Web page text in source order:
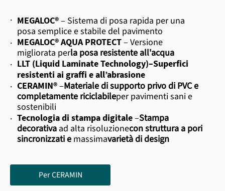
· MEGALOC®– Sistema di posa rapida per una
posa semplice e stabile del pavimento
· MEGALOC® AQUA PROTECT– Versione
migliorata perla posa resistente all'acqua
· LLT (Liquid Laminate Technology)–Superfici
resistenti ai graffi e all’abrasione
· CERAMIN®–Materiale di supporto privo di PVC e
completamente riciclabileper pavimenti sani e
sostenibili
· Tecnologia di stampa digitale–Stampa
decorativa ad alta risoluzioneconstruttura a pori
sincronizzati e massimavarietà di design
Per CERAMIN